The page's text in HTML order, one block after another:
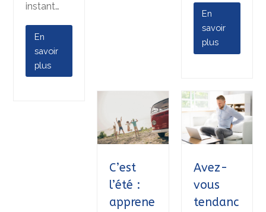
instant…
En
savoir
plus
En
savoir
plus
C’est
l’été :
apprene
Avez-
vous
tendanc